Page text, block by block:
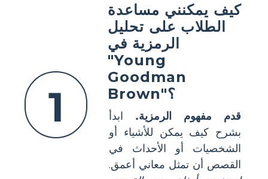
1
كيف يمكنني مساعدة
الطلاب على تحليل
الرمزية في
"Young
Goodman
Brown"؟
قدم مفهوم الرمزية. ابدأ
بشرح كيف يمكن للأشياء أو
الشخصيات أو الأحداث في
القصص أن تمثل معاني أعمق.